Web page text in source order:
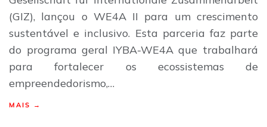
(GIZ), lançou o WE4A II para um crescimento
sustentável e inclusivo. Esta parceria faz parte
do programa geral IYBA-WE4A que trabalhará
para fortalecer os ecossistemas de
empreendedorismo,…
MAIS →